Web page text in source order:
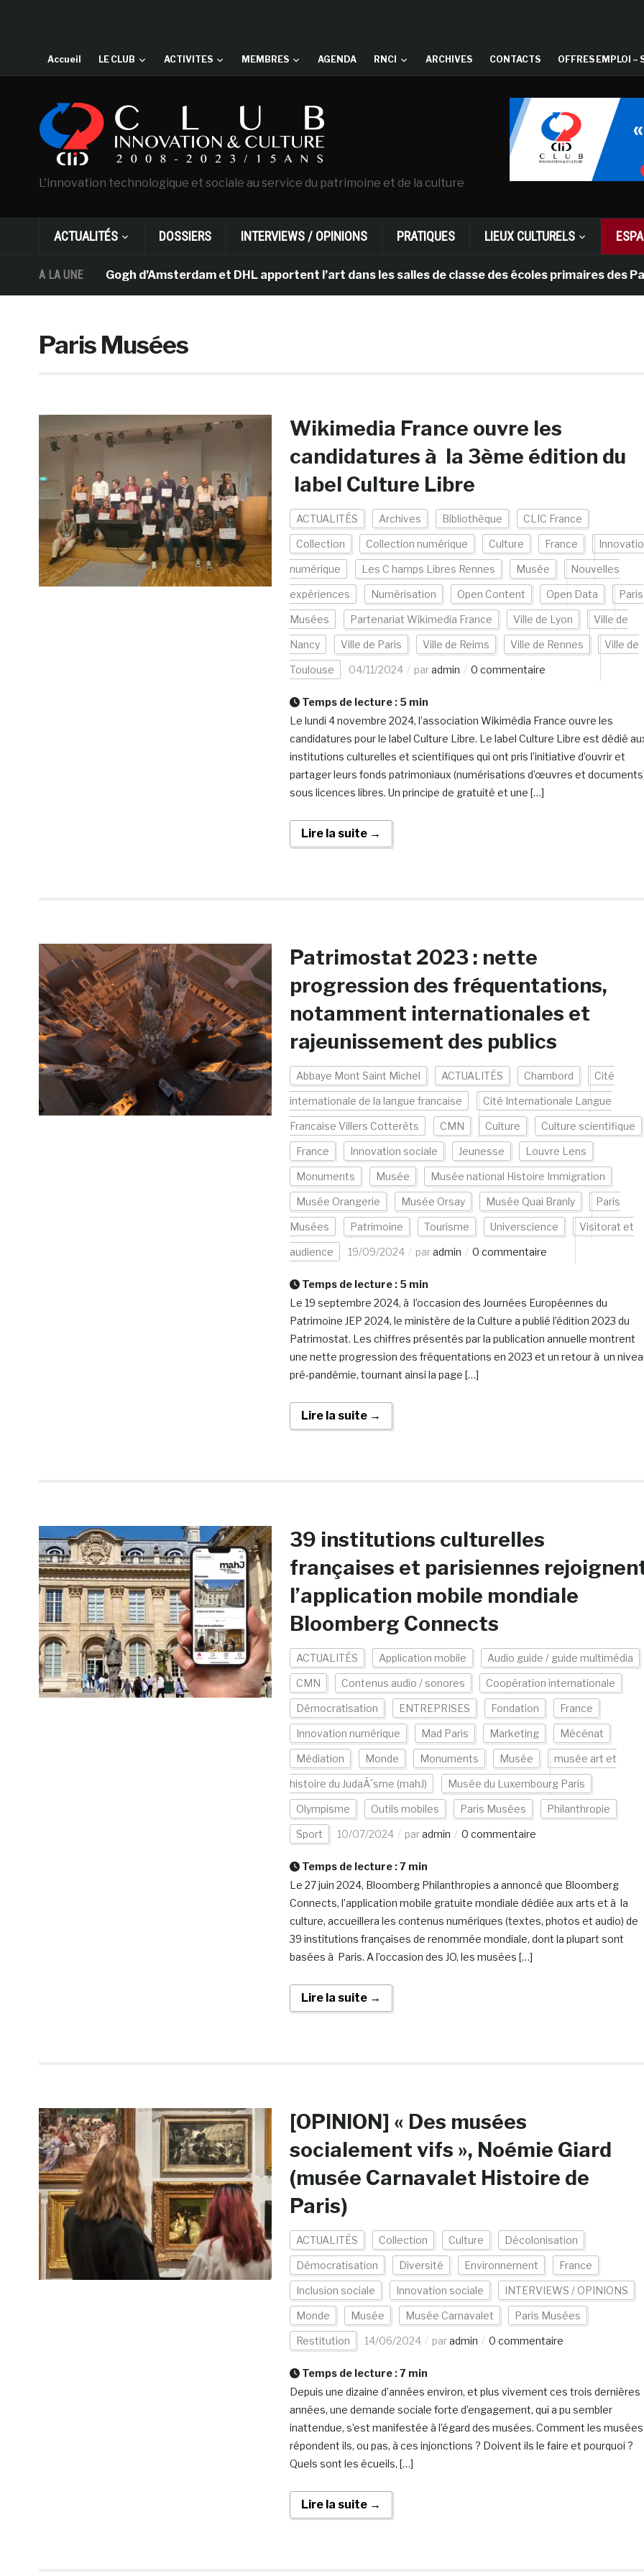
Accueil LE CLUB ACTIVITES MEMBRES AGENDA RNCI ARCHIVES CONTACTS OFFRES EMPLOI –
L'innovation technologique et sociale au service du patrimoine et de la culture
ACTUALITÉS DOSSIERS INTERVIEWS / OPINIONS PRATIQUES LIEUX CULTURELS
A LA UNE
Van Gogh d’Amsterdam et DHL apportent l’art dans les salles de classe des écoles primaires des Pays-bas
Paris Musées
Wikimedia France ouvre les
candidatures à la 3ème édition du
label Culture Libre
ACTUALITÉS Archives Bibliothèque CLIC France
Collection Collection numérique Culture France
numérique Les C hamps Libres Rennes Musée Nouvelles
expériences Numérisation Open Content Open Data Paris
Musées Partenariat Wikimedia France Ville de Lyon Ville de
Nancy Ville de Paris Ville de Reims Ville de Rennes Ville de
Toulouse 04/11/2024 paradmin 0 commentaire
Temps de lecture : 5 min
Le lundi 4 novembre 2024, l’association Wikimédia France ouvre les
candidatures pour le label Culture Libre. Le label Culture Libre est dédié
institutions culturelles et scientifiques qui ont pris l’initiative d’ouvrir et
partager leurs fonds patrimoniaux (numérisations d’œuvres et
sous licences libres. Un principe de gratuité et une […]
Lire la suite →
Patrimostat 2023 : nette
progression des fréquentations,
notamment internationales et
rajeunissement des publics
Abbaye Mont Saint Michel ACTUALITÉS Chambord Cité
internationale de la langue francaise Cité Internationale Langue
Francaise Villers Cotterêts CMN Culture Culture scientifique
France Innovation sociale Jeunesse Louvre Lens
Monuments Musée Musée national Histoire Immigration
Musée Orangerie Musée Orsay Musée Quai Branly Paris
Musées Patrimoine Tourisme Universcience Visitorat et
audience 19/09/2024 paradmin 0 commentaire
Temps de lecture : 5 min
Le 19 septembre 2024, à l’occasion des Journées Européennes du
Patrimoine JEP 2024, le ministère de la Culture a publié l’édition 2023 du
Patrimostat. Les chiffres présentés par la publication annuelle montrent
une nette progression des fréquentations en 2023 et un retour à un
pré-pandémie, tournant ainsi la page […]
Lire la suite →
39 institutions culturelles
françaises et parisiennes
l’application mobile mondiale
Bloomberg Connects
ACTUALITÉS Application mobile Audio guide / guide multimédia
CMN Contenus audio / sonores Coopération internationale
Démocratisation ENTREPRISES Fondation France
Innovation numérique Mad Paris Marketing Mécénat
Médiation Monde Monuments Musée musée art et
histoire du JudaÃ¯sme (mahJ) Musée du Luxembourg Paris
Olympisme Outils mobiles Paris Musées Philanthropie
Sport 10/07/2024 paradmin 0 commentaire
Temps de lecture :7 min
Le 27 juin 2024, Bloomberg Philanthropies a annoncé que Bloomberg
Connects, l’application mobile gratuite mondiale dédiée aux arts et à la
culture, accueillera les contenus numériques (textes, photos et audio) de
39 institutions françaises de renommée mondiale, dont la plupart sont
basées à Paris. A l’occasion des JO, les musées […]
Lire la suite →
[OPINION] « Des musées
socialement vifs », Noémie Giard
(musée Carnavalet Histoire de
Paris)
ACTUALITÉS Collection Culture Décolonisation
Démocratisation Diversité Environnement France
Inclusion sociale Innovation sociale INTERVIEWS / OPINIONS
Monde Musée Musée Carnavalet Paris Musées
Restitution 14/06/2024 paradmin 0 commentaire
Temps de lecture :7 min
Depuis une dizaine d’années environ, et plus vivement ces trois dernières
années, une demande sociale forte d’engagement, qui a pu sembler
inattendue, s’est manifestée à l’égard des musées. Comment les musées
répondent ils, ou pas, à ces injonctions ? Doivent ils le faire et pourquoi ?
Quels sont les écueils, […]
Lire la suite →